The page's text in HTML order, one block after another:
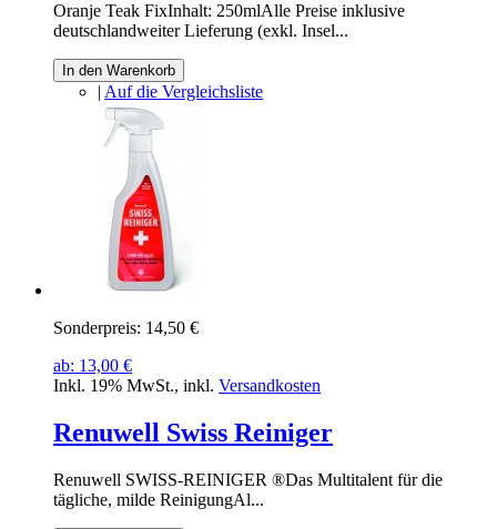
Oranje Teak FixInhalt: 250mlAlle Preise inklusive
deutschlandweiter Lieferung (exkl. Insel...
In den Warenkorb
| Auf die Vergleichsliste
Sonderpreis: 14,50 €
ab: 13,00 €
Inkl. 19% MwSt., inkl. Versandkosten
Renuwell Swiss Reiniger
Renuwell SWISS-REINIGER ®Das Multitalent für die
tägliche, milde ReinigungAl...